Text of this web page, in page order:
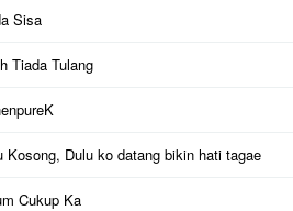
Sisa
Tiada Tulang
Kosong, Dulu ko datang bikin hati tagae
Cukup Ka